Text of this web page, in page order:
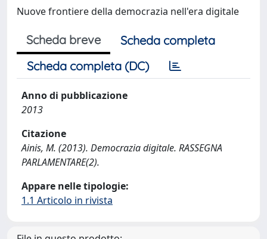
Nuove frontiere della democrazia nell'era digitale
Scheda breve
Scheda completa
Scheda completa (DC)
Anno di pubblicazione
2013
Citazione
Ainis, M. (2013). Democrazia digitale. RASSEGNA
PARLAMENTARE(2).
Appare nelle tipologie:
1.1 Articolo in rivista